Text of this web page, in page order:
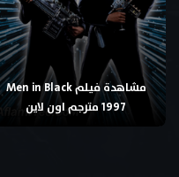
مشاهدة فيلم Men in Black
1997 مترجم اون لاين